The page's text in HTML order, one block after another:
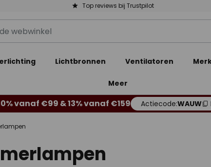
Top reviews bij Trustpilot
Lichtbronnen Ventilatoren
Meer
vanaf €99 & 13% vanaf €159 Actiecode:WAUW